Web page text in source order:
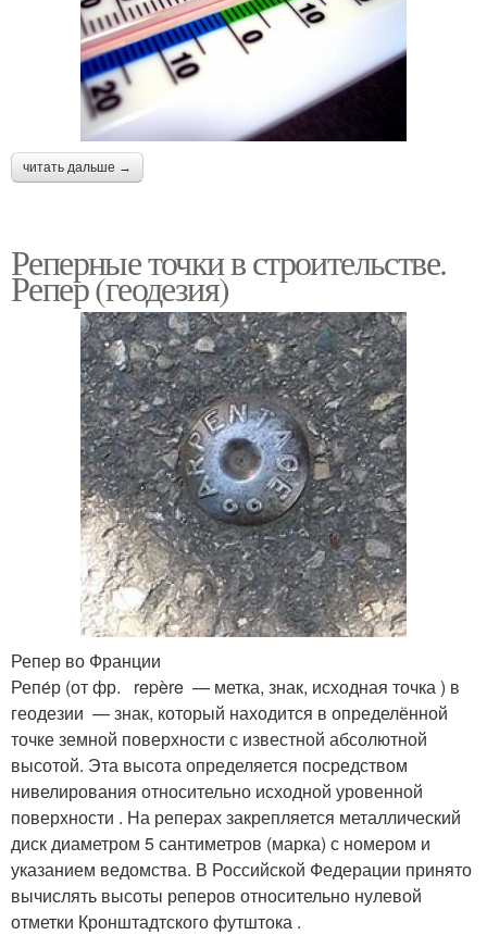
читать дальше →
Реперные точки в строительстве.
Репер (геодезия)
Репер во Франции
Репе́р (от фр. repère — метка, знак, исходная точка ) в
геодезии — знак, который находится в определённой
точке земной поверхности с известной абсолютной
высотой. Эта высота определяется посредством
нивелирования относительно исходной уровенной
поверхности . На реперах закрепляется металлический
диск диаметром 5 сантиметров (марка) с номером и
указанием ведомства. В Российской Федерации принято
вычислять высоты реперов относительно нулевой
отметки Кронштадтского футштока .